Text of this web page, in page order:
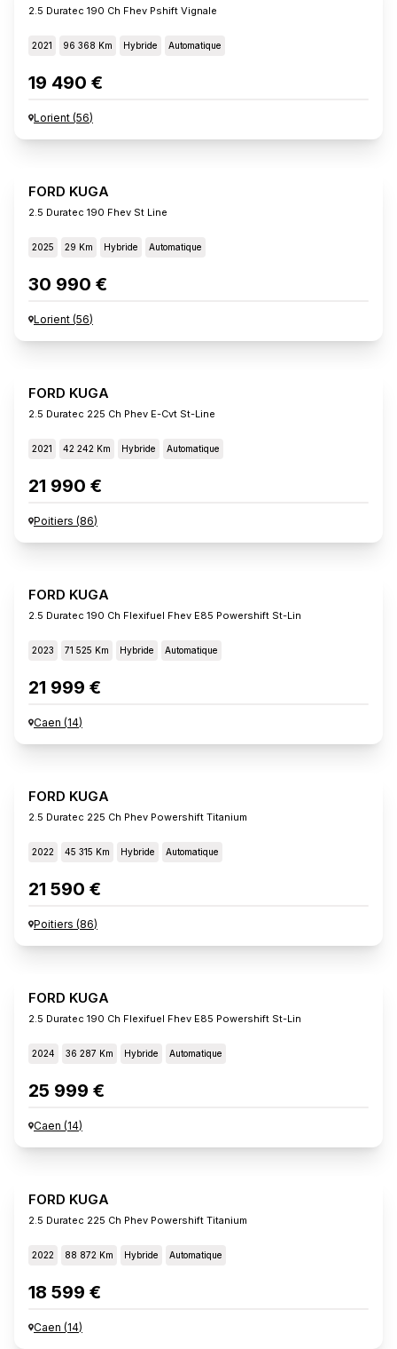
2.5 Duratec 190 Ch Fhev Pshift Vignale
2021 96 368 Km Hybride Automatique
19 490 €
Lorient (56)
FORD KUGA
2.5 Duratec 190 Fhev St Line
2025 29 Km Hybride Automatique
30 990 €
Lorient (56)
FORD KUGA
2.5 Duratec 225 Ch Phev E-Cvt St-Line
2021 42 242 Km Hybride Automatique
21 990 €
Poitiers (86)
FORD KUGA
2.5 Duratec 190 Ch Flexifuel Fhev E85 Powershift St-Lin
2023 71 525 Km Hybride Automatique
21 999 €
Caen (14)
FORD KUGA
2.5 Duratec 225 Ch Phev Powershift Titanium
2022 45 315 Km Hybride Automatique
21 590 €
Poitiers (86)
FORD KUGA
2.5 Duratec 190 Ch Flexifuel Fhev E85 Powershift St-Lin
2024 36 287 Km Hybride Automatique
25 999 €
Caen (14)
FORD KUGA
2.5 Duratec 225 Ch Phev Powershift Titanium
2022 88 872 Km Hybride Automatique
18 599 €
Caen (14)